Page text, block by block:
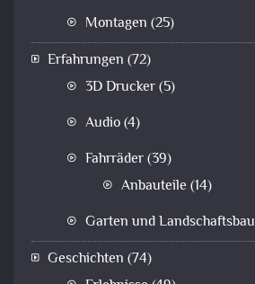
Montagen (25)
Erfahrungen (72)
3D Drucker(5)
Audio(4)
Fahrräder(39)
Anbauteile (14)
Garten und Landschaftsbau
Geschichten (74)